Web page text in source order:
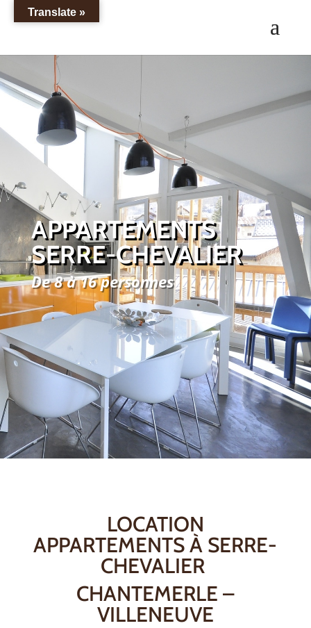
APPARTEMENTS
SERRE-CHEVALIER
De 8 à 16 personnes
LOCATION
APPARTEMENTS À SERRE-
CHEVALIER
CHANTEMERLE –
VILLENEUVE
Translate »